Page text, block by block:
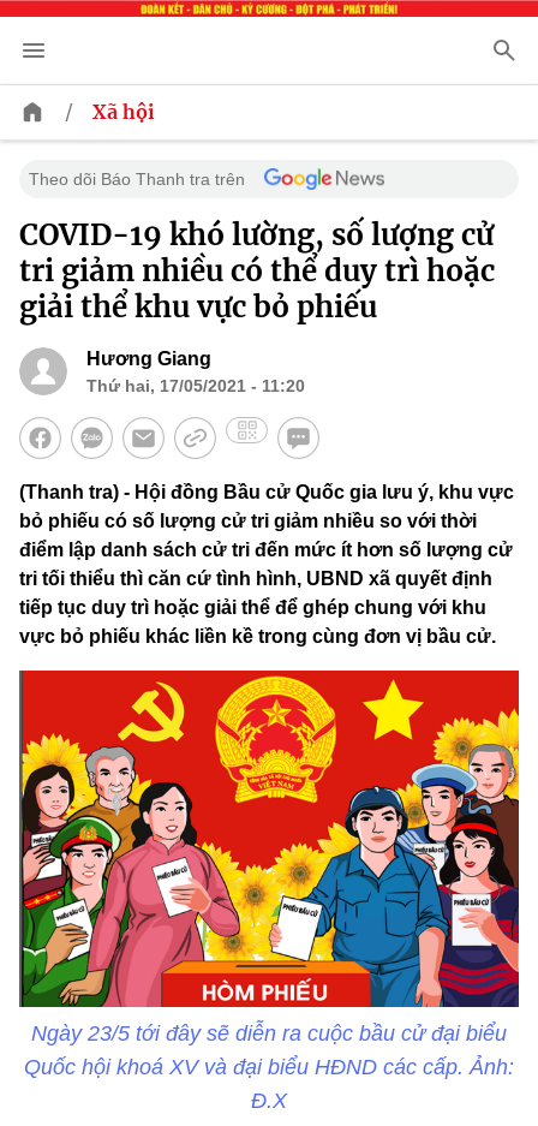
/ Xã hội
Theo dõi Báo Thanh tra trên
COVID-19 khó lường, số lượng cử
tri giảm nhiều có thể duy trì hoặc
giải thể khu vực bỏ phiếu
Hương Giang
Thứ hai, 17/05/2021 - 11:20
(Thanh tra) - Hội đồng Bầu cử Quốc gia lưu ý, khu vực
bỏ phiếu có số lượng cử tri giảm nhiều so với thời
điểm lập danh sách cử tri đến mức ít hơn số lượng cử
tri tối thiểu thì căn cứ tình hình, UBND xã quyết định
tiếp tục duy trì hoặc giải thể để ghép chung với khu
vực bỏ phiếu khác liền kề trong cùng đơn vị bầu cử.
Ngày 23/5 tới đây sẽ diễn ra cuộc bầu cử đại biểu
Quốc hội khoá XV và đại biểu HĐND các cấp. Ảnh:
Đ.X